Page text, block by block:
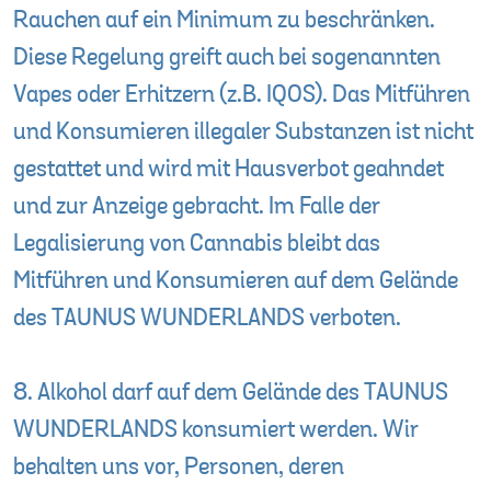
Rauchen auf ein Minimum zu beschränken.
Diese Regelung greift auch bei sogenannten
Vapes oder Erhitzern (z.B. IQOS). Das Mitführen
und Konsumieren illegaler Substanzen ist nicht
gestattet und wird mit Hausverbot geahndet
und zur Anzeige gebracht. Im Falle der
Legalisierung von Cannabis bleibt das
Mitführen und Konsumieren auf dem Gelände
des TAUNUS WUNDERLANDS verboten.
8. Alkohol darf auf dem Gelände des TAUNUS
WUNDERLANDS konsumiert werden. Wir
behalten uns vor, Personen, deren